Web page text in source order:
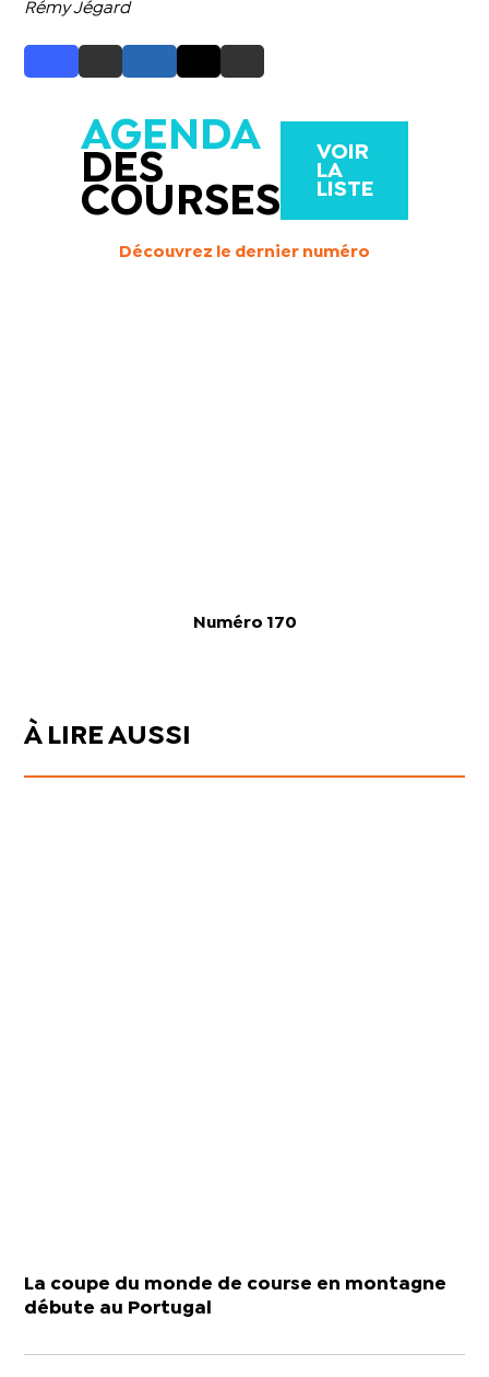
Rémy Jégard
AGENDA
DES
COURSES
VOIR
LA
LISTE
Découvrez le dernier numéro
Numéro 170
À LIRE AUSSI
La coupe du monde de course en montagne
débute au Portugal